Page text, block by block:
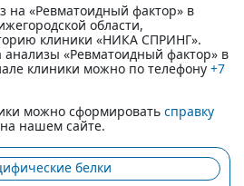
на «Ревматоидный фактор» в
области,
клиники «НИКА СПРИНГ».
«Ревматоидный фактор» в
клиники можно по телефону +7
можно сформировать справку
на нашем сайте.
белки